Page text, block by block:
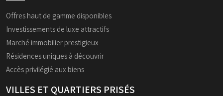
Offres haut de gamme disponibles
Investissements de luxe attractifs
Marché immobilier prestigieux
Résidences uniques à découvrir
Accès privilégié aux biens
VILLES ET QUARTIERS PRISÉS